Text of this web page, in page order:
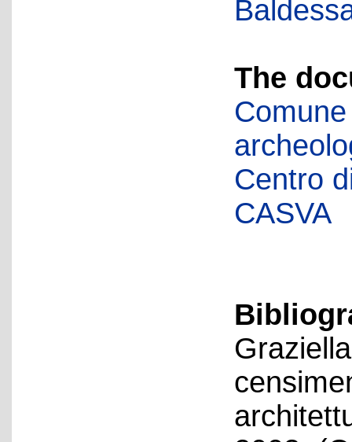
The
Centro
CASVA